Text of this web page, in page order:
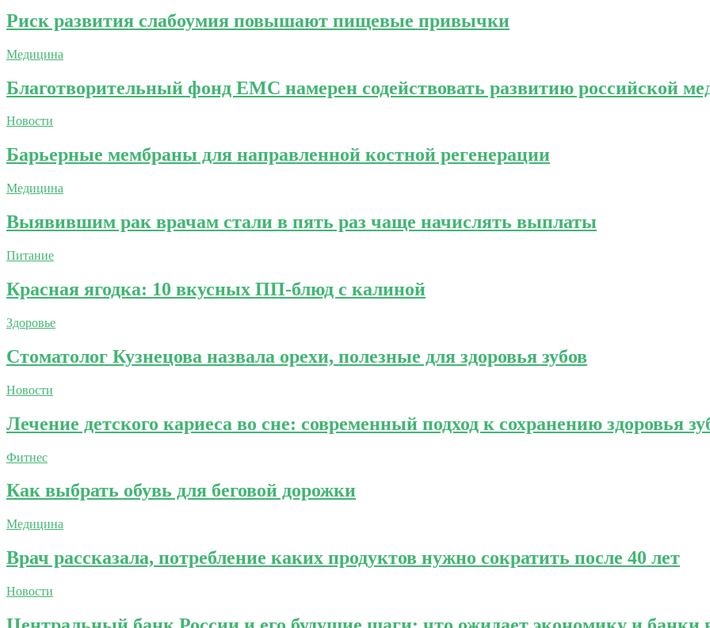
Риск развития слабоумия повышают пищевые привычки
Медицина
Благотворительный фонд ЕМС намерен содействовать развитию российской
Новости
Барьерные мембраны для направленной костной регенерации
Медицина
Выявившим рак врачам стали в пять раз чаще начислять выплаты
Питание
Красная ягодка: 10 вкусных ПП-блюд с калиной
Здоровье
Стоматолог Кузнецова назвала орехи, полезные для здоровья зубов
Новости
Лечение детского кариеса во сне: современный подход к сохранению здоровья
Фитнес
Как выбрать обувь для беговой дорожки
Медицина
Врач рассказала, потребление каких продуктов нужно сократить после 40 лет
Новости